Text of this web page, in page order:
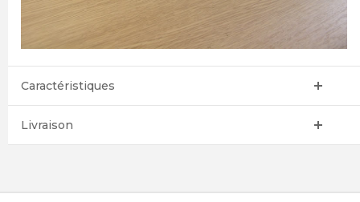
Caractéristiques
Livraison